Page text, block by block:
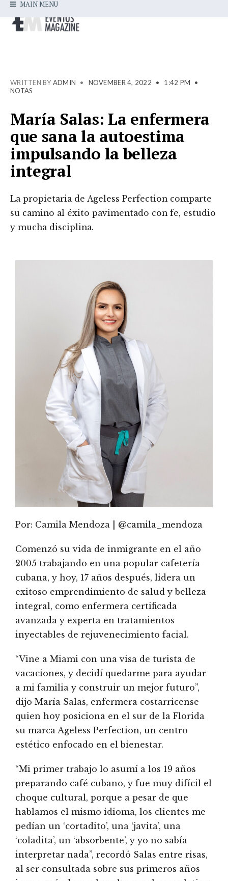
MAIN MENU
WRITTEN BY ADMIN • NOVEMBER 4, 2022 • 1:42 PM
•
NOTAS
María Salas: La enfermera
que sana la autoestima
impulsando la belleza
integral
La propietaria de Ageless Perfection comparte
su camino al éxito pavimentado con fe, estudio
y mucha disciplina.
Por: Camila Mendoza | @camila_mendoza
Comenzó su vida de inmigrante en el año
2005 trabajando en una popular cafetería
cubana, y hoy, 17 años después, lidera un
exitoso emprendimiento de salud y belleza
integral, como enfermera certificada
avanzada y experta en tratamientos
inyectables de rejuvenecimiento facial.
“Vine a Miami con una visa de turista de
vacaciones, y decidí quedarme para ayudar
a mi familia y construir un mejor futuro”,
dijo María Salas, enfermera costarricense
quien hoy posiciona en el sur de la Florida
su marca Ageless Perfection, un centro
estético enfocado en el bienestar.
“Mi primer trabajo lo asumí a los 19 años
preparando café cubano, y fue muy difícil el
choque cultural, porque a pesar de que
hablamos el mismo idioma, los clientes me
pedían un ‘cortadito’, una ‘javita’, una
‘coladita’, un ‘absorbente’, y yo no sabía
interpretar nada”, recordó Salas entre risas,
al ser consultada sobre sus primeros años